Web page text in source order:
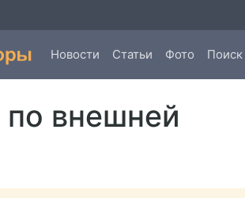
Новости Статьи Фото Поиск
внешней